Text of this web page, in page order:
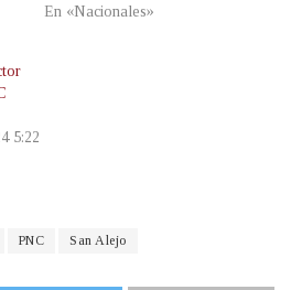
En «Nacionales»
5:22
PNC San Alejo